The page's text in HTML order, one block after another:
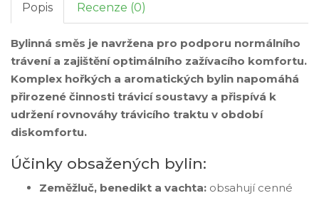
Popis Recenze (0)
Bylinná směs je navržena pro podporu normálního
trávení a zajištění optimálního zažívacího komfortu.
Komplex hořkých a aromatických bylin napomáhá
přirozené činnosti trávicí soustavy a přispívá k
udržení rovnováhy trávicího traktu v období
diskomfortu.
Účinky obsažených bylin:
Zeměžluč, benedikt a vachta: obsahují cenné